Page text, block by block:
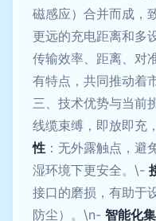
磁感应）合并而成，
更远的充电距离和多
传输效率、距离、对
有特点，共同推动着
三、技术优势与当前
线缆束缚，即放即充
性 ：无外露触点，避
湿环境下更安全。\-
接口的磨损，有助于
防尘）。\n- 智能化